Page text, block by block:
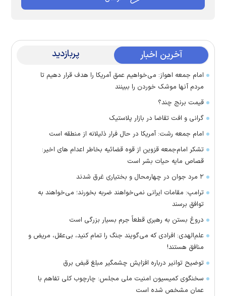
آخرین اخبار پربازدید
امام جمعه اهواز: می‌خواهیم عمق آمریکا را هدف قرار دهیم تا
مردم آنها موشک خوردن را ببینند
قیمت برنج چند؟
گرانی و افت تقاضا در بازار پلاستیک
امام جمعه رشت: آمریکا در حال فرار ذلیلانه از منطقه است
تشکر امام‌جمعه قزوین از قوه قضائیه بخاطر اعدام های اخیر:
قصاص مایه حیات بشر است
۲ مرد جوان در چهارمحال و بختیاری غرق شدند
ترامپ: مقامات ایرانی نمی‌خواهند ضربه بخورند؛ می‌خواهند به
توافق برسند
دروغ بستن به رهبری قطعاً جرم بسیار بزرگی است
علم‌الهدی: افرادی که می‌گویند جنگ را تمام کنید، بی‌عقل، مریض و
منافق هستند!
توضیح توانیر درباره افزایش چشمگیر مبلغ قبض برق
سخنگوی کمیسیون امنیت ملی مجلس: چارچوب کلی تفاهم با
عمان مشخص شده است